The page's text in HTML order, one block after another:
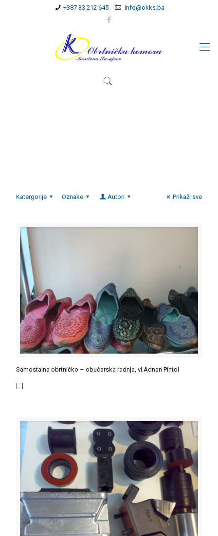
+387 33 212 645 info@okks.ba
Katergorije Oznake Autori Prikaži sve
Samostalna obrtničko – obućarska radnja, vl.Adnan Pintol
[…]